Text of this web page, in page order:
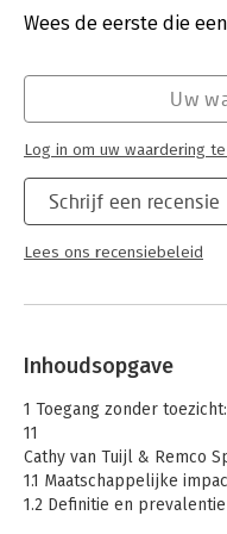
Verschijningsdatum:
30-
Wees de eerste die
Schrijf een recensie
Lees ons recensiebeleid
Uw
Log in om uw waardering
Inhoudsopgave
1 Toegang zonder
11
Cathy van Tuijl & Remco
1.1 Maatschappelijke
1.2 Definitie en